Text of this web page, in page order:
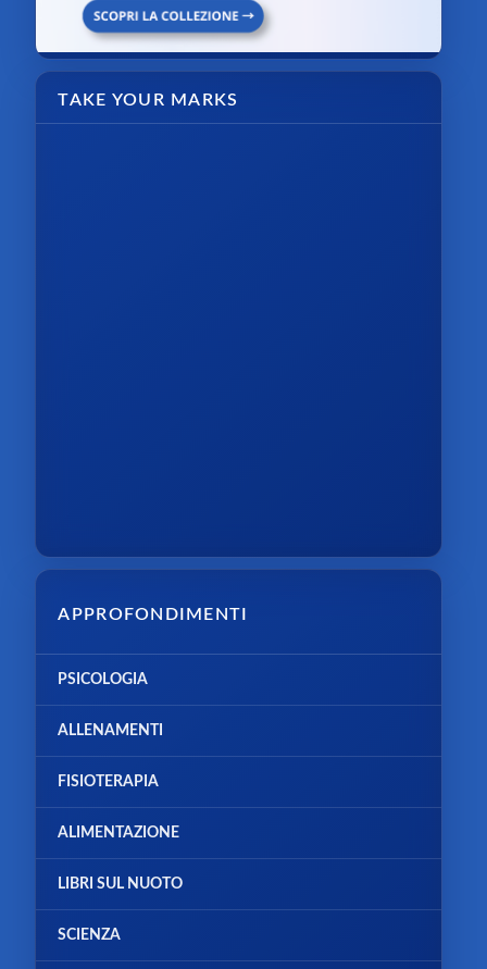
TAKE YOUR MARKS
APPROFONDIMENTI
PSICOLOGIA
ALLENAMENTI
FISIOTERAPIA
ALIMENTAZIONE
LIBRI SUL NUOTO
SCIENZA